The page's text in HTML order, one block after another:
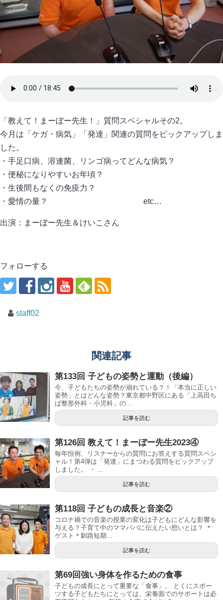
「教えて！まーぼー先生！」質問スペシャルその2。
今月は「ケガ・病気」「発達」関連の質問をピックアップしま
した。
・手足口病、溶連菌、リンゴ病ってどんな病気？
・便秘になりやすいお年頃？
・生後間もなくの免疫力？
・愛情の量？ etc…
出演：まーぼー先生＆けいこさん
フォローする
staff02
関連記事
第133回 子どもの姿勢と運動（後編）
今、子どもたちの姿勢が崩れている？！「本当に正しい
姿勢」とはどんな姿勢？東京都中野区にある「上高田ち
ば整形外科・小児科」の...
記事を読む
第126回 教えて！まーぼー先生2023④
毎年恒例、リスナーからの質問にお答えする質問スペシ
ャル！第4弾は「発達」にまつわる質問をピックアップ
しました。 ・ ...
記事を読む
第118回 子どもの成長と音楽②
コロナ禍での音楽の授業の変化は子どもにどんな影響を
与える？子育て中のママパパに伝えたい想いとは？ ＊
ゲスト＊釧路短期...
記事を読む
第69回強い身体を作るための食事
子どもの成長にとって重要な「食事」。 とくにスポー
ツする子どもたちにとっては、栄養面でのサポートは必